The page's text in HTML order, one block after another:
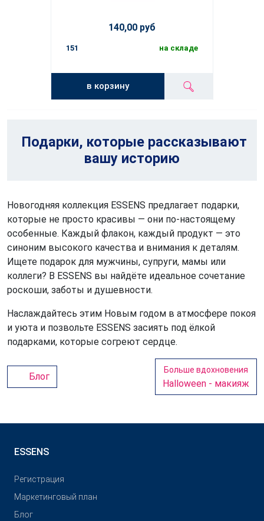
140,00 руб
151 на складе
в корзину
Подарки, которые рассказывают
вашу историю
Новогодняя коллекция ESSENS предлагает подарки,
которые не просто красивы — они по-настоящему
особенные. Каждый флакон, каждый продукт — это
синоним высокого качества и внимания к деталям.
Ищете подарок для мужчины, супруги, мамы или
коллеги? В ESSENS вы найдёте идеальное сочетание
роскоши, заботы и душевности.
Наслаждайтесь этим Новым годом в атмосфере покоя
и уюта и позвольте ESSENS засиять под ёлкой
подарками, которые согреют сердце.
Блог
Больше вдохновения
Halloween - макияж
ESSENS
Pегистрация
Маркетинговый план
Блог